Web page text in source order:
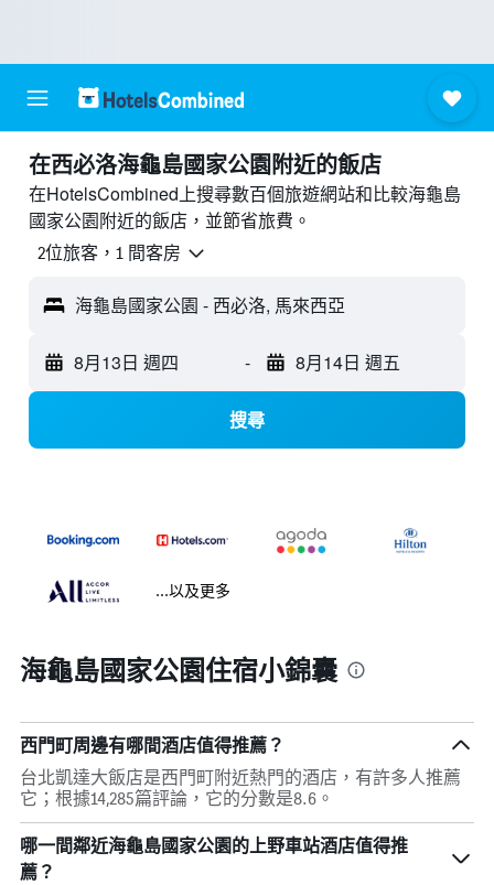
​在西必洛海龜島國家公園附近​的飯店
在HotelsCombined上搜尋數百個旅遊網站和比較海龜島
國家公園附近的飯店，並節省旅費。
2位旅客，1 間客房
海龜島國家公園 - 西必洛, 馬來西亞
8月13日 週四 - 8月14日 週五
搜尋
...以及更多
海龜島國家公園住宿小錦囊
西門町周邊有哪間酒店值得推薦？
台北凱達大飯店是西門町附近熱門的酒店，有許多人推薦
它；根據14,285篇評論，它的分數是8.6。
哪一間鄰近海龜島國家公園的上野車站酒店值得推
薦？